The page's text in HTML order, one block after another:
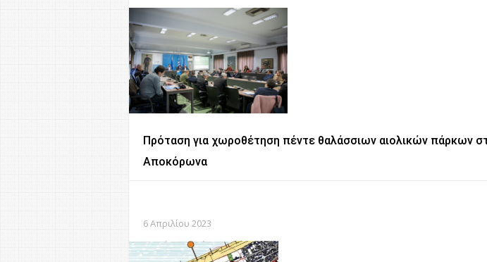
Πρόταση για χωροθέτηση πέντε θαλάσσιων αιολικών πάρκων
Αποκόρωνα
6 Απριλίου 2023